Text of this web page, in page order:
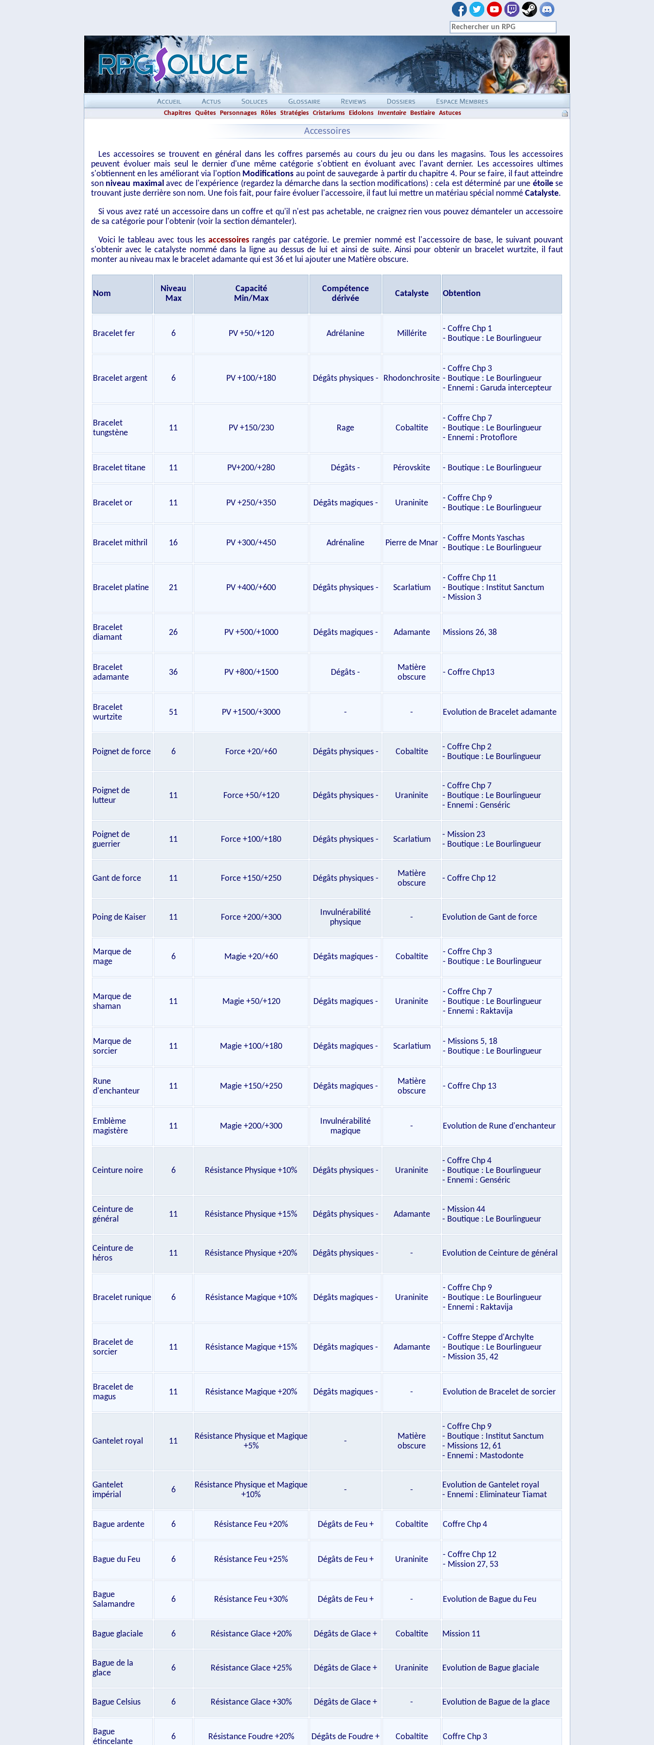
Chapitres Quêtes Personnages Rôles Stratégies Cristariums Eidolons Inventaire Bestiaire Astuces
Accessoires
Les accessoires se trouvent en général dans les coffres parsemés au cours du jeu ou dans les magasins. Tous les accessoires
peuvent évoluer mais seul le dernier d'une même catégorie s'obtient en évoluant avec l'avant dernier. Les accessoires ultimes
s'obtiennent en les améliorant via l'option Modifications au point de sauvegarde à partir du chapitre 4. Pour se faire, il faut atteindre
son niveau maximalavec de l'expérience (regardez la démarche dans la section modifications) : cela est déterminé par une étoilese
trouvant juste derrière son nom. Une fois fait, pour faire évoluer l'accessoire, il faut lui mettre un matériau spécial nommé Catalyste.
Si vous avez raté un accessoire dans un coffre et qu'il n'est pas achetable, ne craignez rien vous pouvez démanteler un accessoire
de sa catégorie pour l'obtenir (voir la section démanteler).
Voici le tableau avec tous lesaccessoires rangés par catégorie. Le premier nommé est l'accessoire de base, le suivant pouvant
s'obtenir avec le catalyste nommé dans la ligne au dessus de lui et ainsi de suite. Ainsi pour obtenir un bracelet wurtzite, il faut
monter au niveau max le bracelet adamante qui est 36 et lui ajouter une Matière obscure.
Nom
Niveau
Max
Capacité
Min/Max
Compétence
dérivée
Catalyste Obtention
Bracelet fer 6 PV +50/+120 Adrélanine Millérite
- Coffre Chp 1
- Boutique : Le Bourlingueur
Bracelet argent 6 PV +100/+180 Dégâts physiques - Rhodonchrosite
- Coffre Chp 3
- Boutique : Le Bourlingueur
- Ennemi : Garuda intercepteur
Bracelet
tungstène
11 PV +150/230 Rage Cobaltite
- Coffre Chp 7
- Boutique : Le Bourlingueur
- Ennemi : Protoflore
Bracelet titane 11 PV+200/+280 Dégâts - Pérovskite - Boutique : Le Bourlingueur
Bracelet or 11 PV +250/+350 Dégâts magiques - Uraninite
- Coffre Chp 9
- Boutique : Le Bourlingueur
Bracelet mithril 16 PV +300/+450 Adrénaline Pierre de Mnar
- Coffre Monts Yaschas
- Boutique : Le Bourlingueur
Bracelet platine 21 PV +400/+600 Dégâts physiques - Scarlatium
- Coffre Chp 11
- Boutique : Institut Sanctum
- Mission 3
Bracelet
diamant
26 PV +500/+1000 Dégâts magiques - Adamante Missions 26, 38
Bracelet
adamante
36 PV +800/+1500 Dégâts -
Matière
obscure
- Coffre Chp13
Bracelet
wurtzite
51 PV +1500/+3000 - - Evolution de Bracelet adamante
Poignet de force 6 Force +20/+60 Dégâts physiques - Cobaltite
- Coffre Chp 2
- Boutique : Le Bourlingueur
Poignet de
lutteur
11 Force +50/+120 Dégâts physiques - Uraninite
- Coffre Chp 7
- Boutique : Le Bourlingueur
- Ennemi : Genséric
Poignet de
guerrier
11 Force +100/+180 Dégâts physiques - Scarlatium
- Mission 23
- Boutique : Le Bourlingueur
Gant de force 11 Force +150/+250 Dégâts physiques -
Matière
obscure
- Coffre Chp 12
Poing de Kaiser 11 Force +200/+300
Invulnérabilité
physique
- Evolution de Gant de force
Marque de
mage
6 Magie +20/+60 Dégâts magiques - Cobaltite
- Coffre Chp 3
- Boutique : Le Bourlingueur
Marque de
shaman
11 Magie +50/+120 Dégâts magiques - Uraninite
- Coffre Chp 7
- Boutique : Le Bourlingueur
- Ennemi : Raktavija
Marque de
sorcier
11 Magie +100/+180 Dégâts magiques - Scarlatium
- Missions 5, 18
- Boutique : Le Bourlingueur
Rune
d'enchanteur
11 Magie +150/+250 Dégâts magiques -
Matière
obscure
- Coffre Chp 13
Emblème
magistère
11 Magie +200/+300
Invulnérabilité
magique
- Evolution de Rune d'enchanteur
Ceinture noire 6 Résistance Physique +10% Dégâts physiques - Uraninite
- Coffre Chp 4
- Boutique : Le Bourlingueur
- Ennemi : Genséric
Ceinture de
général
11 Résistance Physique +15% Dégâts physiques - Adamante
- Mission 44
- Boutique : Le Bourlingueur
Ceinture de
héros
11 Résistance Physique +20% Dégâts physiques - - Evolution de Ceinture de général
Bracelet runique 6 Résistance Magique +10% Dégâts magiques - Uraninite
- Coffre Chp 9
- Boutique : Le Bourlingueur
- Ennemi : Raktavija
Bracelet de
sorcier
11 Résistance Magique +15% Dégâts magiques - Adamante
- Coffre Steppe d'Archylte
- Boutique : Le Bourlingueur
- Mission 35, 42
Bracelet de
magus
11 Résistance Magique +20% Dégâts magiques - - Evolution de Bracelet de sorcier
Gantelet royal 11
Résistance Physique et Magique
+5%
-
Matière
obscure
- Coffre Chp 9
- Boutique : Institut Sanctum
- Missions 12, 61
- Ennemi : Mastodonte
Gantelet
impérial
6
Résistance Physique et Magique
+10%
- -
Evolution de Gantelet royal
- Ennemi : Eliminateur Tiamat
Bague ardente 6 Résistance Feu +20% Dégâts de Feu + Cobaltite Coffre Chp 4
Bague du Feu 6 Résistance Feu +25% Dégâts de Feu + Uraninite
- Coffre Chp 12
- Mission 27, 53
Bague
Salamandre
6 Résistance Feu +30% Dégâts de Feu + - Evolution de Bague du Feu
Bague glaciale 6 Résistance Glace +20% Dégâts de Glace + Cobaltite Mission 11
Bague de la
glace
6 Résistance Glace +25% Dégâts de Glace + Uraninite Evolution de Bague glaciale
Bague Celsius 6 Résistance Glace +30% Dégâts de Glace + - Evolution de Bague de la glace
Bague
étincelante
6 Résistance Foudre +20% Dégâts de Foudre + Cobaltite Coffre Chp 3